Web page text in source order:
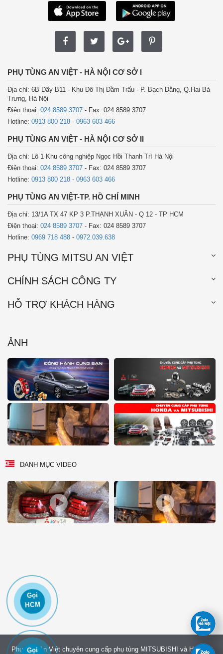
Gọi
Gọi
HCM
PHỤ TÙNG AN VIỆT - HÀ NỘI CƠ SỞ I
Địa chỉ: 6B Dãy B11 - Khu Đô Thị Đầm Trấu - P. Bạch Đằng, Q.Hai Bà
Trưng, Hà Nội
Điện thoại: 024 8589 3707 - Fax: 024 8589 3707
Hotline: 0913 800 218 - 0963 603 466
PHỤ TÙNG AN VIỆT - HÀ NỘI CƠ SỞ II
Địa chỉ: Lô 1 Khu công nghiệp Ngọc Hồi Thanh Trì Hà Nội
Điện thoại: 024 8589 3707 - Fax: 024 8589 3707
Hotline: 0913 800 218 - 0963 603 466
PHỤ TÙNG AN VIỆT-TP. HỒ CHÍ MINH
Địa chỉ: 13/1A TX 47 KP 3 P.THẠNH XUÂN - Q 12 - TP HCM
Điện thoại: 024 8589 3707 - Fax: 024 8589 3707
Hotline: 0969 718 488 - 0972.039.638
PHỤ TÙNG MITSU AN VIỆT
CHÍNH SÁCH CÔNG TY
HỖ TRỢ KHÁCH HÀNG
ẢNH
DANH MỤC VIDEO
Phụ tùng An Việt chuyên cung cấp phụ tùng MITSUBISHI và HONDA